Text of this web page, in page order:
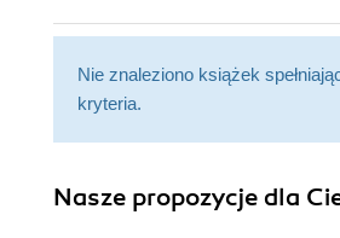
Nie znaleziono książek
kryteria.
Nasze propozycje dla